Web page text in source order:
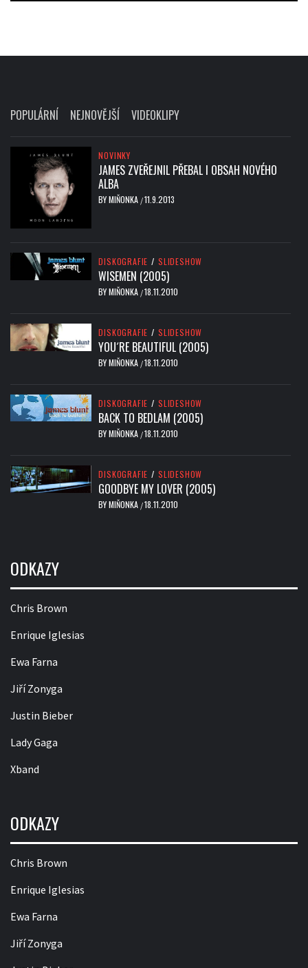
POPULÁRNÍ NEJNOVĚJŠÍ VIDEOKLIPY
NOVINKY
JAMES ZVEŘEJNIL PŘEBAL I OBSAH NOVÉHO
ALBA
BYMIŇONKA /11.9.2013
DISKOGRAFIE / SLIDESHOW
WISEMEN (2005)
BYMIŇONKA /18.11.2010
DISKOGRAFIE / SLIDESHOW
YOU´RE BEAUTIFUL (2005)
BYMIŇONKA /18.11.2010
DISKOGRAFIE / SLIDESHOW
BACK TO BEDLAM (2005)
BYMIŇONKA /18.11.2010
DISKOGRAFIE / SLIDESHOW
GOODBYE MY LOVER (2005)
BYMIŇONKA /18.11.2010
ODKAZY
Chris Brown
Enrique Iglesias
Ewa Farna
Jiří Zonyga
Justin Bieber
Lady Gaga
Xband
ODKAZY
Chris Brown
Enrique Iglesias
Ewa Farna
Jiří Zonyga